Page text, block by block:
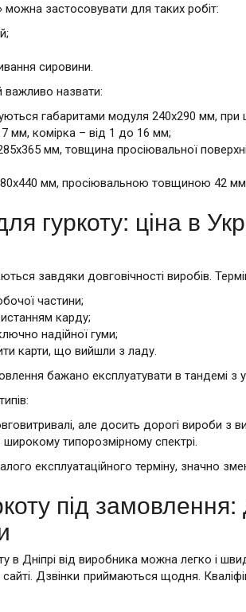
можна застосовувати для таких робіт:
сировини.
важливо назвати:
габаритами модуля 240х290 мм,
мм, комірка – від 1 до 16 мм;
мм, товщина просіювальної
мм, просіювальною товщиною 42
гуркоту: ціна в
завдяки довговічності виробів.
частини;
карду;
надійної гуми;
карти, що вийшли з ладу.
бажано експлуатувати в тандемі з
але досить дорогі вироби
широкому типорозмірному спектрі.
експлуатаційного терміну, значно
під замовлення:
в Дніпрі від виробника можна легко і
Дзвінки приймаються щодня.